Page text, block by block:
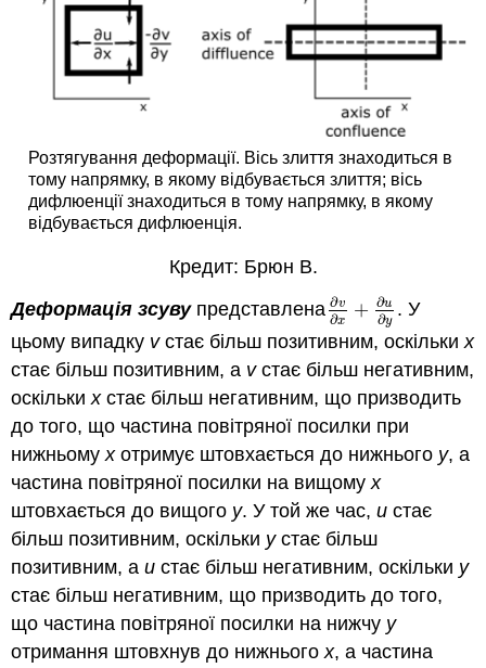
Розтягування деформації. Вісь злиття знаходиться в
тому напрямку, в якому відбувається злиття; вісь
дифлюенції знаходиться в тому напрямку, в якому
відбувається дифлюенція.
Кредит: Брюн В.
Деформація зсувупредставлена ∂v
∂x + ∂u
∂y
∂v∂x+∂u ∂ y
. У
цьому випадку vстає більш позитивним, оскільких
стає більш позитивним, а vстає більш негативним,
оскількихстає більш негативним, що призводить
до того, що частина повітряної посилки при
нижньомуxотримує штовхається до нижнього y, а
частина повітряної посилки на вищомуx
штовхається до вищого y. У той же час,u стає
більш позитивним, оскільки yстає більш
позитивним, аu стає більш негативним, оскільки y
стає більш негативним, що призводить до того,
що частина повітряної посилки на нижчу y
отримання штовхнув до нижньогоx, а частина